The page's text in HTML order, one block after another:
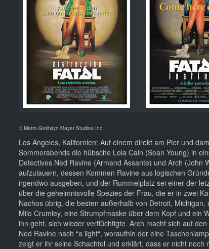
© Metro-Goldwyn-Mayer Studios Inc.
Los Angeles, Kalifornien: Auf einem direkt am Pier und
Sommerabends die hübsche Lola Cain (Sean Young) in
Detectives Ned Ravine (Armand Assante) und Arch
aufzulauern, dessen Kommen Ravine aus logischen
irgendwo ausgeben, und der Rummelplatz sei einer der
über die geheimnisvolle Spezies der Frau, die er in zwei
Nachos übrig, die besten außerhalb von Detroit,
Milo Crumley, eine Strumpfmaske über dem Kopf und ein
ihn geht, sich wieder verflüchtigte. Arch macht sich auf
Ned Ravine nach “a light“, woraufhin der eine
zeigt er ihr seine Schachtel und erklärt, dass er nicht